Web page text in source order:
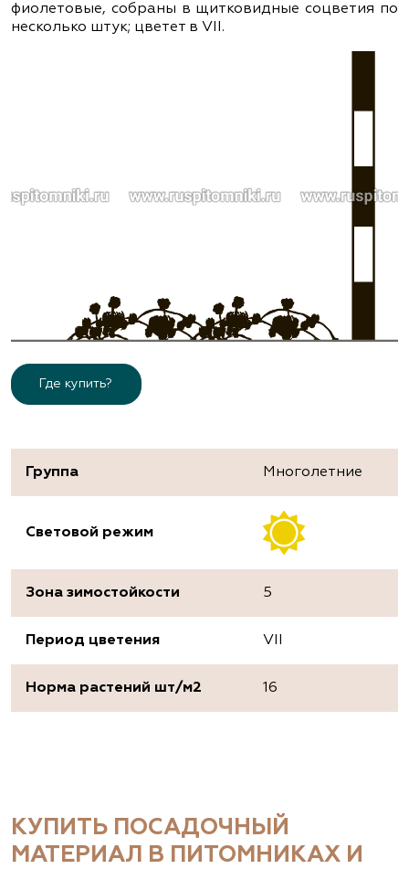
фиолетовые, собраны в щитковидные соцветия по
несколько штук; цветет в VІІ.
Где купить?
Группа Многолетние
Световой режим
Зона зимостойкости 5
Период цветения VII
Норма растений шт/м2 16
КУПИТЬ ПОСАДОЧНЫЙ
МАТЕРИАЛ В ПИТОМНИКАХ И